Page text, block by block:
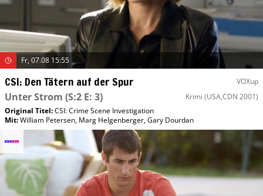
Fr, 07.08 15:55
CSI: Den Tätern auf der Spur VOXup
Unter Strom (S:2 E: 3) Krimi (USA,CDN 2001)
Original Titel:CSI: Crime Scene Investigation
Mit:William Petersen, Marg Helgenberger,Gary Dourdan